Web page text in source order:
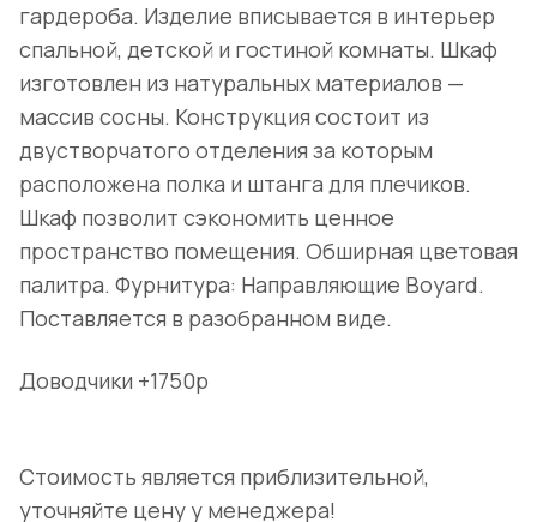
гардероба. Изделие вписывается в интерьер
спальной, детской и гостиной комнаты. Шкаф
изготовлен из натуральных материалов —
массив сосны. Конструкция состоит из
двустворчатого отделения за которым
расположена полка и штанга для плечиков.
Шкаф позволит сэкономить ценное
пространство помещения. Обширная цветовая
палитра. Фурнитура: Направляющие Boyard.
Поставляется в разобранном виде.
Доводчики +1750р
Стоимость является приблизительной,
уточняйте цену у менеджера!